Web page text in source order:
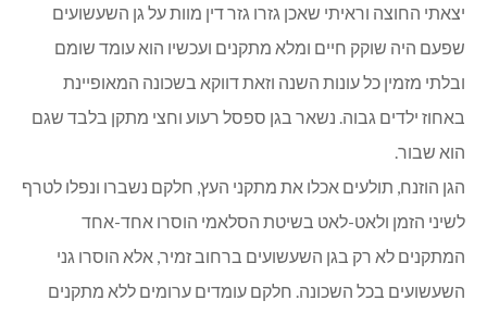
יצאתי החוצה וראיתי שאכן גזרו גזר דין מוות על גן השעשועים
שפעם היה שוקק חיים ומלא מתקנים ועכשיו הוא עומד שומם
ובלתי מזמין כל עונות השנה וזאת דווקא בשכונה המאופיינת
באחוז ילדים גבוה. נשאר בגן ספסל רעוע וחצי מתקן בלבד שגם
הוא שבור.
הגן הוזנח, תולעים אכלו את מתקני העץ, חלקם נשברו ונפלו לטרף
לשיני הזמן ולאט-לאט בשיטת הסלאמי הוסרו אחד-אחד
המתקנים לא רק בגן השעשועים ברחוב זמיר, אלא הוסרו גני
השעשועים בכל השכונה. חלקם עומדים ערומים ללא מתקנים